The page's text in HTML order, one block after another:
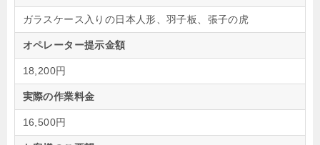
ガラスケース入りの日本人形、羽子板、張子の虎
オペレーター提示金額
18,200円
実際の作業料金
16,500円